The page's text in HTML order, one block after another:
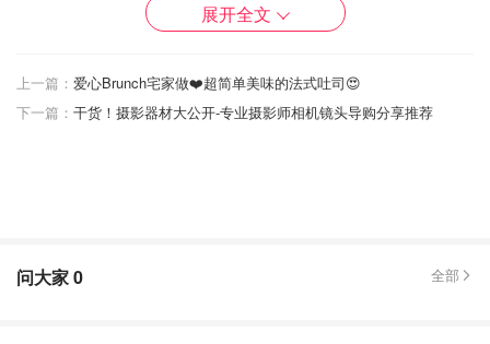
展开全文
上一篇： 爱心Brunch宅家做❤️超简单美味的法式吐司😍
下一篇： 干货！摄影器材大公开-专业摄影师相机镜头导购分享推荐
问大家0 全部